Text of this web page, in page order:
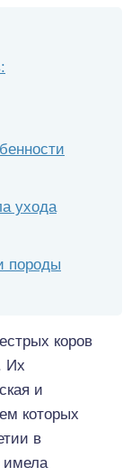
ухода
породы
коров
Их
и
которых
в
имела